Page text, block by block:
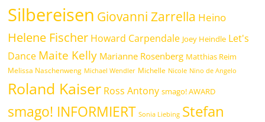
Silbereisen Giovanni Zarrella Heino
Helene Fischer Howard Carpendale Joey Heindle Let's
Dance Maite Kelly Marianne Rosenberg Matthias Reim
Melissa Naschenweng Michael Wendler Michelle Nicole Nino de Angelo
Roland Kaiser Ross Antony smago! AWARD
smago! INFORMIERT Sonia Liebing Stefan